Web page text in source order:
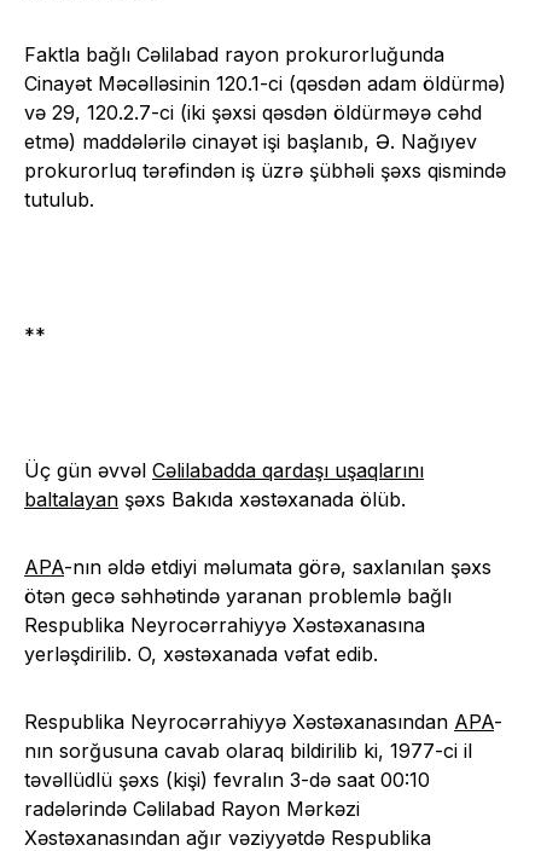
Faktla bağlı Cəlilabad rayon prokurorluğunda
Cinayət Məcəlləsinin 120.1-ci (qəsdən adam öldürmə)
və 29, 120.2.7-ci (iki şəxsi qəsdən öldürməyə cəhd
etmə) maddələrilə cinayət işi başlanıb, Ə. Nağıyev
prokurorluq tərəfindən iş üzrə şübhəli şəxs qismində
tutulub.
**
Üç gün əvvəl Cəlilabadda qardaşı uşaqlarını
baltalayan şəxs Bakıda xəstəxanada ölüb.
APA-nın əldə etdiyi məlumata görə, saxlanılan şəxs
ötən gecə səhhətində yaranan problemlə bağlı
Respublika Neyrocərrahiyyə Xəstəxanasına
yerləşdirilib. O, xəstəxanada vəfat edib.
Respublika Neyrocərrahiyyə Xəstəxanasından APA-
nın sorğusuna cavab olaraq bildirilib ki, 1977-ci il
təvəllüdlü şəxs (kişi) fevralın 3-də saat 00:10
radələrində Cəlilabad Rayon Mərkəzi
Xəstəxanasından ağır vəziyyətdə Respublika